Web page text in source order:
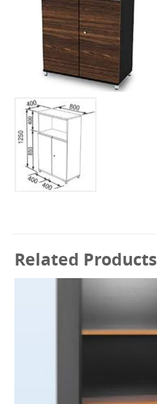
Related Products